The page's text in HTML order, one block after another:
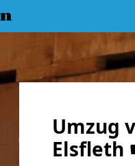
Umzug
Elsfleth